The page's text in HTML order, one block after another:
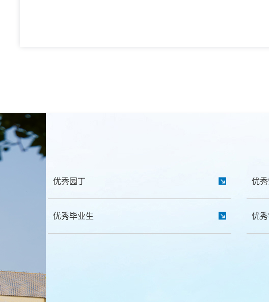
优秀园丁 优
优秀毕业生 优